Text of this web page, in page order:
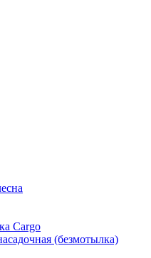
Cargo
(безмотылка)